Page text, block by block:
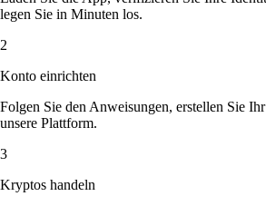
legen Sie in Minuten los.
2
Konto einrichten
Folgen Sie den Anweisungen, erstellen Sie
unsere Plattform.
3
Kryptos handeln